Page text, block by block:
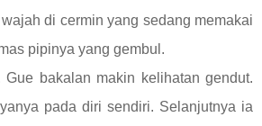
di cermin yang sedang memakai
pipinya yang gembul.
Gue bakalan makin kelihatan gendut.
pada diri sendiri. Selanjutnya ia